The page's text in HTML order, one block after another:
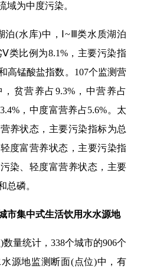
域为中度污染。
泊(水库)中，Ⅰ~Ⅲ类水质湖泊
类比例为8.1%，主要污染指
高锰酸盐指数。107个监测营
贫营养占9.3%，中营养占
，中度富营养占5.6%。太
养状态，主要污染指标为总
度富营养状态，主要污染指
染、轻度富营养状态，主要
总磷。
市集中式生活饮用水水源地
量统计，338个城市的906个
源地监测断面(点位)中，有